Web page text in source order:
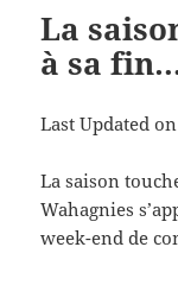
La
à sa
Last Updated
La saison
Wahagnies
week-end de